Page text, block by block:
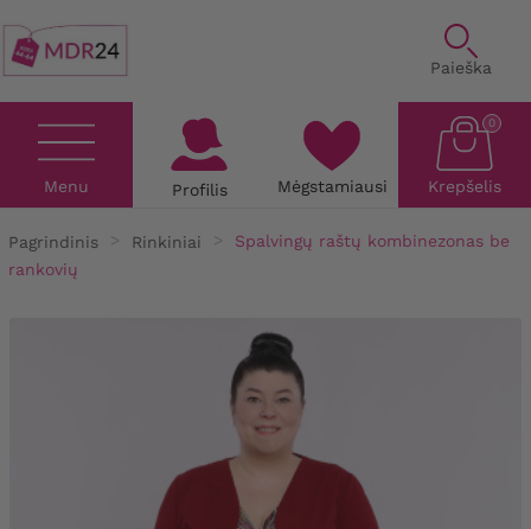
Paieška
Menu Profilis Mėgstamiausi Krepšelis
0
Pagrindinis Rinkiniai
Spalvingų raštų kombinezonas be
rankovių